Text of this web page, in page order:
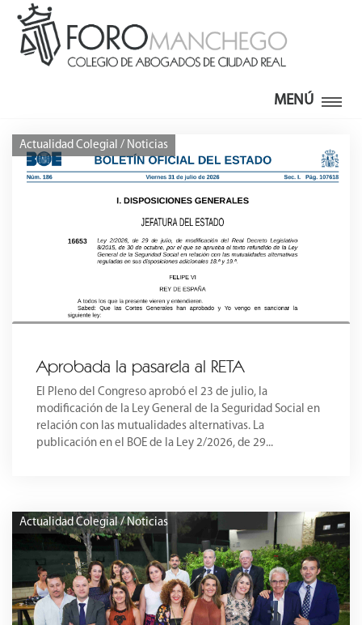
MENÚ
Actualidad Colegial / Noticias
Aprobada la pasarela al RETA
El Pleno del Congreso aprobó el 23 de julio, la
modificación de la Ley General de la Seguridad Social en
relación con las mutualidades alternativas. La
publicación en el BOE de la Ley 2/2026, de 29...
Actualidad Colegial / Noticias